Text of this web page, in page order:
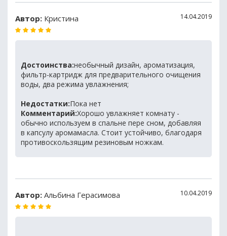
Автор: Кристина 14.04.2019
Достоинства:необычный дизайн, ароматизация,
фильтр-картридж для предварительного очищения
воды, два режима увлажнения;
Недостатки:Пока нет
Комментарий:Хорошо увлажняет комнату -
обычно используем в спальне пере сном, добавляя
в капсулу аромамасла. Стоит устойчиво, благодаря
противоскользящим резиновым ножкам.
Автор: Альбина Герасимова 10.04.2019